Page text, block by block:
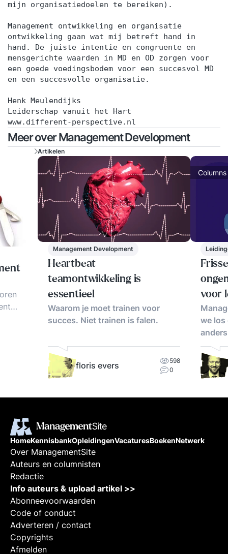
mijn organisatiedoelen te bereiken).
Management ontwikkeling en organisatie
ontwikkeling gaan wat mij betreft hand in
hand. De juiste intentie en congruente en
mensgerichte waarden in MD en OD zorgen voor
een goede voedingsbodem voor een succesvol MD
en een succesvolle organisatie.
Henk Meulendijks
Leiderschap vanuit het Hart
www.different-perspective.nl
Meer over Management Development
Artikelen
Management Development
Heartbeat
teamontwikkeling is
essentieel
Waarom je moet trainen voor
succes. Niet trainen is falen.
floris evers
598
0
Columns
voor
we los
HomeKennisbankOpleidingenVacaturesBoekenNetwerk
Over ManagementSite
Auteurs en columnisten
Redactie
Info auteurs & upload artikel >>
Abonneevoorwaarden
Code of conduct
Adverteren / contact
Copyrights
Afmelden